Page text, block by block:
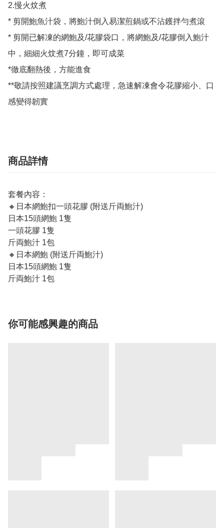
2.慢火炆煮
* 剪開鮑魚汁袋，將鮑汁倒入易潔煎鍋或不沾鑊拌勻煮滾
* 剪開已解凍的網鮑及/花膠袋口，將網鮑及/花膠倒入鮑汁
中，細細火炆煮7分鐘，即可成菜
*徹底翻熱後，方能進食
**敬請按照建議烹調方式處理，急速解凍會令花膠縮小、口
感變得韌實
商品詳情
套餐內容：
🔸日本網鮑扣一頭花膠 (附送斤両鮑汁)
日本15頭網鮑 1隻
一頭花膠 1隻
斤両鮑汁 1包
🔸日本網鮑 (附送斤両鮑汁)
日本15頭網鮑 1隻
斤両鮑汁 1包
你可能感興趣的商品